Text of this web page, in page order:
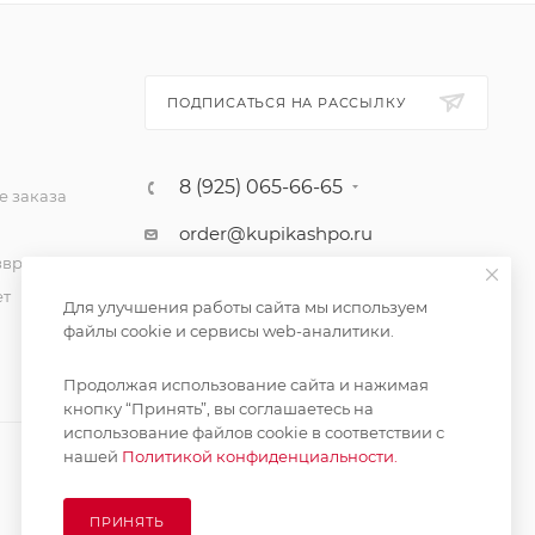
заказа
ПОДПИСАТЬСЯ НА РАССЫЛКУ
8 (925) 065-66-65
order@kupikashpo.ru
Для улучшения работы сайта мы используем
файлы cookie и сервисы web-аналитики.
Продолжая использование сайта и нажимая
кнопку “Принять”, вы соглашаетесь на
использование файлов cookie в соответствии с
нашей Политикой конфиденциальности.
ПРИНЯТЬ